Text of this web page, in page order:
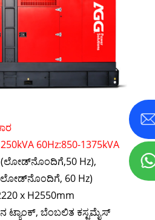
60Hz:850-1375kVA
(ಲೋಡ್‌ನೊಂದಿಗೆ,50 Hz),
(ಲೋಡ್‌ನೊಂದಿಗೆ, 60 Hz)
x H2550mm
ಟ್ಯಾಂಕ್, ಬೆಂಬಲಿತ ಕಸ್ಟಮೈಸ್